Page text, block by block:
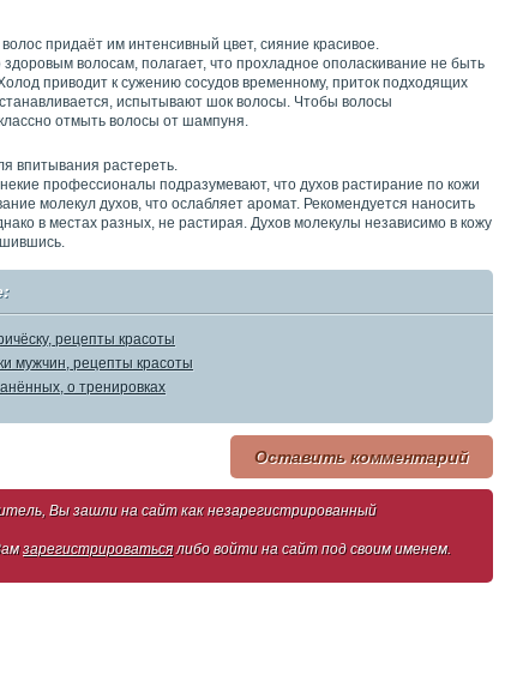
придаёт им интенсивный цвет, сияние красивое.
волосам, полагает, что прохладное ополаскивание не быть
приводит к сужению сосудов временному, приток подходящих
испытывают шок волосы. Чтобы волосы
отмыть волосы от шампуня.
впитывания растереть.
профессионалы подразумевают, что духов растирание по кожи
молекул духов, что ослабляет аромат. Рекомендуется наносить
в местах разных, не растирая. Духов молекулы независимо в кожу
рецепты красоты
мужчин, рецепты красоты
о тренировках
Оставить комментарий
Вы зашли на сайт как незарегистрированный
зарегистрироватьсялибо войти на сайт под своим именем.